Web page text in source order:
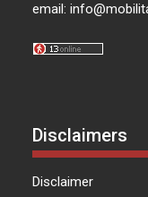
email:
Disclaimers
Disclaimer